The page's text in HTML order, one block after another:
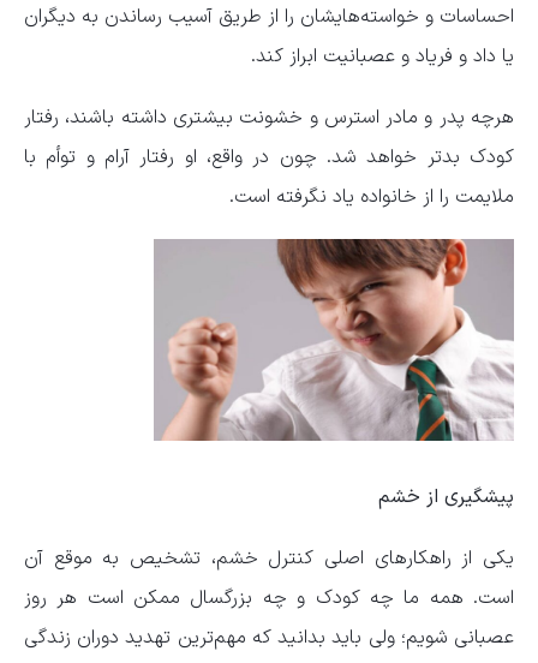
احساسات و خواسته‌هایشان را از طریق آسیب رساندن به دیگران
یا داد و فریاد و عصبانیت ابراز کند.
هرچه پدر و مادر استرس و خشونت بیشتری داشته باشند، رفتار
کودک بدتر خواهد شد. چون در واقع، او رفتار آرام و توأم با
ملایمت را از خانواده یاد نگرفته است.
پیشگیری از خشم
یکی از راهکار‌های اصلی کنترل خشم، تشخیص به موقع آن
است. همه ما چه کودک و چه بزرگسال ممکن است هر روز
عصبانی شویم؛ ولی باید بدانید که مهم‌ترین تهدید دوران زندگی